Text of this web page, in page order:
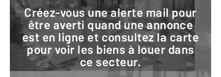
Créez-vous une alerte mail pour
être averti quand une annonce
est en ligne et consultez la carte
pour voir les biens à louer dans
ce secteur.